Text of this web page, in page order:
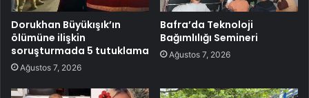
Dorukhan Büyükışık’ın
ölümüne ilişkin
soruşturmada 5 tutuklama
Ağustos 7, 2026
Bafra’da Teknoloji
Bağımlılığı Semineri
Ağustos 7, 2026